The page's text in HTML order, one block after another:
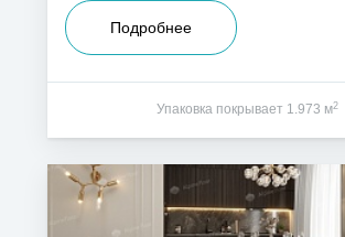
Подробнее
Упаковка покрывает 1.973 м2